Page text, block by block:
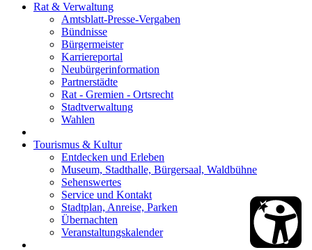
Rat & Verwaltung
Amtsblatt-Presse-Vergaben
Bündnisse
Bürgermeister
Karriereportal
Neubürgerinformation
Partnerstädte
Rat - Gremien - Ortsrecht
Stadtverwaltung
Wahlen
Tourismus & Kultur
Entdecken und Erleben
Museum, Stadthalle, Bürgersaal, Waldbühne
Sehenswertes
Service und Kontakt
Stadtplan, Anreise, Parken
Übernachten
Veranstaltungskalender